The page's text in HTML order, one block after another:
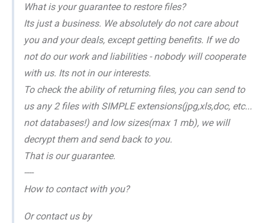
What is your guarantee to restore files?
Its just a business. We absolutely do not care about
you and your deals, except getting benefits. If we do
not do our work and liabilities - nobody will cooperate
with us. Its not in our interests.
To check the ability of returning files, you can send to
us any 2 files with SIMPLE extensions(jpg,xls,doc, etc...
not databases!) and low sizes(max 1 mb), we will
decrypt them and send back to you.
That is our guarantee.
----
How to contact with you?
Or contact us by